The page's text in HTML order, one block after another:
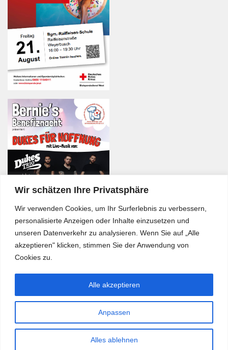
Wir schätzen Ihre Privatsphäre
Wir verwenden Cookies, um Ihr Surferlebnis zu verbessern,
personalisierte Anzeigen oder Inhalte einzusetzen und
unseren Datenverkehr zu analysieren. Wenn Sie auf „Alle
akzeptieren" klicken, stimmen Sie der Anwendung von
Cookies zu.
Anpassen
Alles ablehnen
Alle akzeptieren
Bürgerkurier © 2026. Alle Rechte vorbehalten.